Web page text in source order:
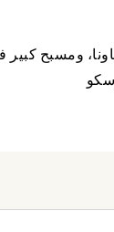
ومسبح كبير